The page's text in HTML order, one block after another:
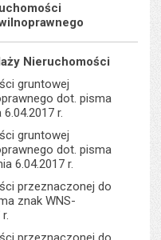
Nieruchomości
gruntowej
dot. pisma
r.
gruntowej
dot. pisma
6.04.2017 r.
przeznaczonej do
znak WNS-